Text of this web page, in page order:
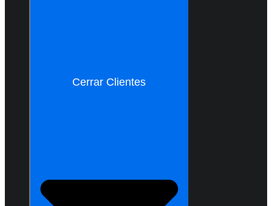
Cerrar Clientes